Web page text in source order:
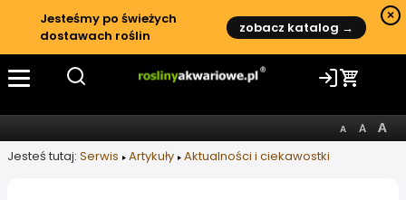
Jesteśmy po świeżych
dostawach roślin
zobacz katalog →
×
Jesteś tutaj: Serwis Artykuły Aktualności i ciekawostki